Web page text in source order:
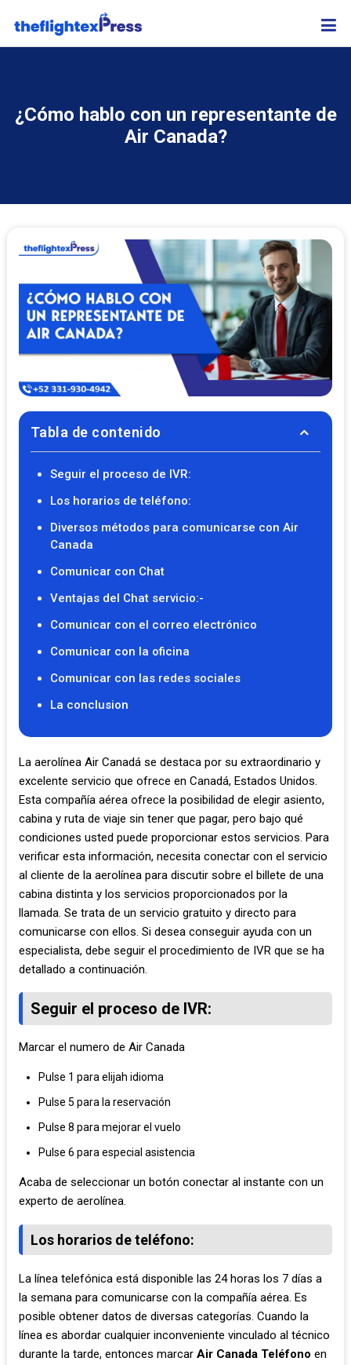
¿Cómo hablo con un representante de
Air Canada?
Tabla de contenido
Seguir el proceso de IVR:
Los horarios de teléfono:
Diversos métodos para comunicarse con Air
Canada
Comunicar con Chat
Ventajas del Chat servicio:-
Comunicar con el correo electrónico
Comunicar con la oficina
Comunicar con las redes sociales
La conclusion
La aerolínea Air Canadá se destaca por su extraordinario y
excelente servicio que ofrece en Canadá, Estados Unidos.
Esta compañía aérea ofrece la posibilidad de elegir asiento,
cabina y ruta de viaje sin tener que pagar, pero bajo qué
condiciones usted puede proporcionar estos servicios. Para
verificar esta información, necesita conectar con el servicio
al cliente de la aerolínea para discutir sobre el billete de una
cabina distinta y los servicios proporcionados por la
llamada. Se trata de un servicio gratuito y directo para
comunicarse con ellos. Si desea conseguir ayuda con un
especialista, debe seguir el procedimiento de IVR que se ha
detallado a continuación.
Seguir el proceso de IVR:
Marcar el numero de Air Canada
Pulse 1 para elijah idioma
Pulse 5 para la reservación
Pulse 8 para mejorar el vuelo
Pulse 6 para especial asistencia
Acaba de seleccionar un botón conectar al instante con un
experto de aerolínea.
Los horarios de teléfono:
La línea telefónica está disponible las 24 horas los 7 días a
la semana para comunicarse con la compañía aérea. Es
posible obtener datos de diversas categorías. Cuando la
línea es abordar cualquier inconveniente vinculado al técnico
durante la tarde, entonces marcar Air Canada Teléfono en